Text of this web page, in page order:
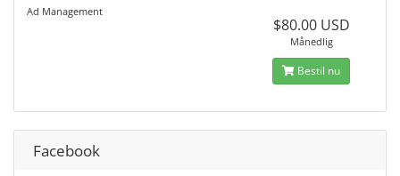
Ad Management
$80.00 USD
Månedlig
Bestil nu
Facebook